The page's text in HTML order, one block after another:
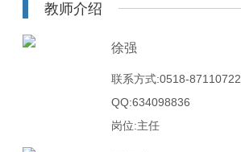
教师介绍
徐强
联系方式:0518-87110722
QQ:634098836
岗位:主任